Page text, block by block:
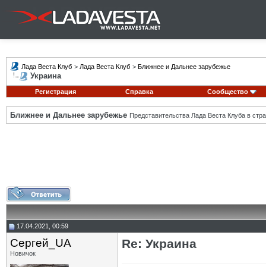
Лада Веста Клуб > Лада Веста Клуб > Ближнее и Дальнее зарубежье
Украина
Регистрация Справка Сообщество
Ближнее и Дальнее зарубежье Представительства Лада Веста Клуба в
17.04.2021, 00:59
Сергей_UA
Новичок
Re: Украина